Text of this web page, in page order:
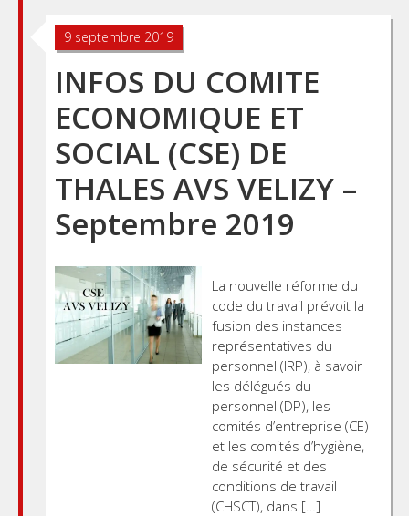
9 septembre 2019
INFOS DU COMITE
ECONOMIQUE ET
SOCIAL (CSE) DE
THALES AVS VELIZY –
Septembre 2019
La nouvelle réforme du
code du travail prévoit la
fusion des instances
représentatives du
personnel (IRP), à savoir
les délégués du
personnel (DP), les
comités d’entreprise (CE)
et les comités d’hygiène,
de sécurité et des
conditions de travail
(CHSCT), dans […]